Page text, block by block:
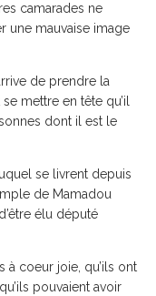
camarades ne
une mauvaise image
de prendre la
mettre en tête qu’il
dont il est le
se livrent depuis
de Mamadou
élu député
à coeur joie, qu’ils ont
pouvaient avoir